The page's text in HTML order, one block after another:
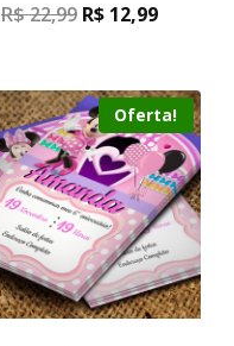
R$22,99 R$ 12,99
Oferta!